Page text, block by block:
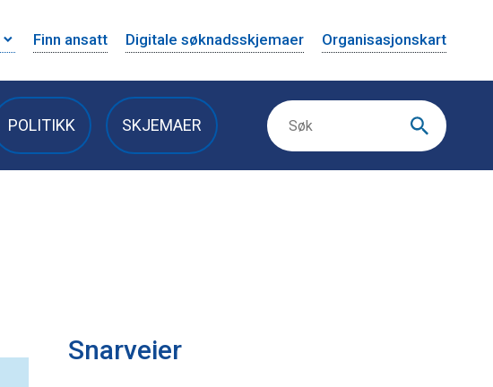
Finn ansatt Digitale søknadsskjemaer Organisasjonskart
POLITIKK SKJEMAER
Næring